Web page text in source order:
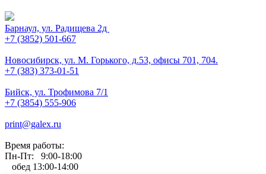
Барнаул, ул. Радищева 2д
+7 (3852) 501-667
Новосибирск, ул. М. Горького, д.53, офисы 701, 704.
+7 (383) 373-01-51
Бийск, ул. Трофимова 7/1
+7 (3854) 555-906
print@galex.ru
Время работы:
Пн-Пт: 9:00-18:00
обед 13:00-14:00